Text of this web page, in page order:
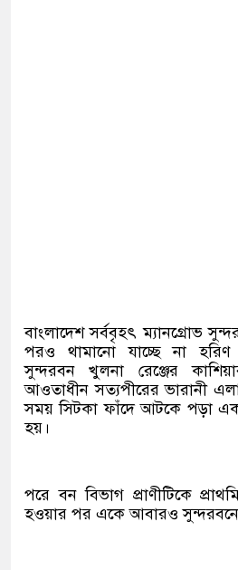
বাংলাদেশ সর্ববৃহৎ ম্যানগ্রোভ
পরও থামানো যাচ্ছে না হরিণ
সুন্দরবন খুলনা রেঞ্জের
আওতাধীন সত্যপীরের ভারানী
সময় সিটকা ফাঁদে আটকে পড়া
হয়।
পরে বন বিভাগ প্রাণীটিকে
হওয়ার পর একে আবারও